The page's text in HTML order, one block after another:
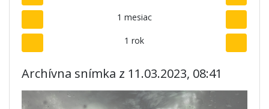
1 mesiac
1 rok
Archívna snímka z 11.03.2023, 08:41